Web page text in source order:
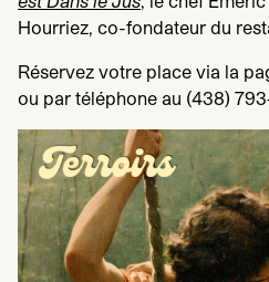
Hourriez, co-fondateur du
Réservez votre place via la
ou par téléphone au (438) 793